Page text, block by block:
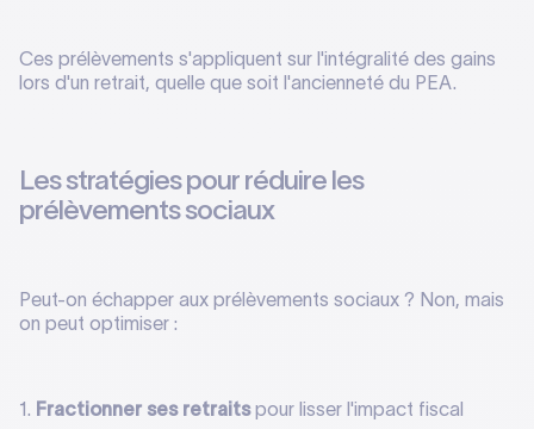
Ces prélèvements s'appliquent sur l'intégralité des gains
lors d'un retrait, quelle que soit l'ancienneté du PEA.
Les stratégies pour réduire les
prélèvements sociaux
Peut-on échapper aux prélèvements sociaux ? Non, mais
on peut optimiser :
1. Fractionner ses retraitspour lisser l'impact fiscal